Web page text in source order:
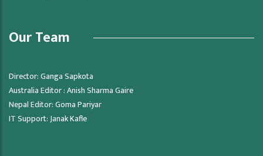
Our Team
Director: Ganga Sapkota
Australia Editor : Anish Sharma Gaire
Nepal Editor: Goma Pariyar
IT Support: Janak Kafle